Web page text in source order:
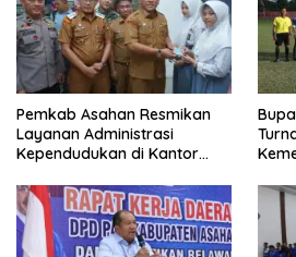
Pemkab Asahan Resmikan
Layanan Administrasi
Kependudukan di Kantor